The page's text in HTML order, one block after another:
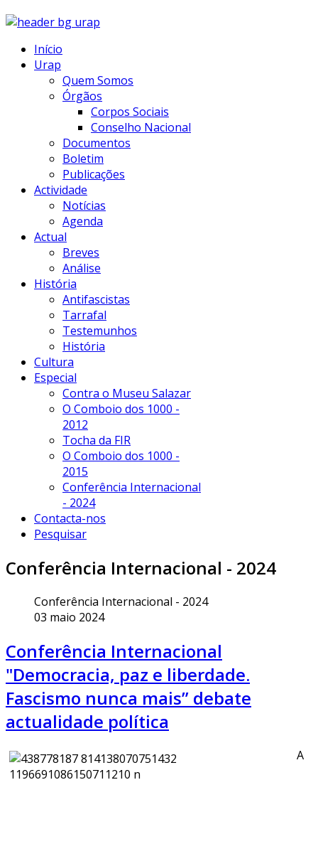
Início
Urap
Quem Somos
Órgãos
Corpos Sociais
Conselho Nacional
Documentos
Boletim
Publicações
Actividade
Notícias
Agenda
Actual
Breves
Análise
História
Antifascistas
Tarrafal
Testemunhos
História
Cultura
Especial
Contra o Museu Salazar
O Comboio dos 1000 -
2012
Tocha da FIR
O Comboio dos 1000 -
2015
Conferência Internacional
- 2024
Contacta-nos
Pesquisar
Conferência Internacional - 2024
Conferência Internacional - 2024
03 maio 2024
Conferência Internacional
"Democracia, paz e liberdade.
Fascismo nunca mais” debate
actualidade política
A